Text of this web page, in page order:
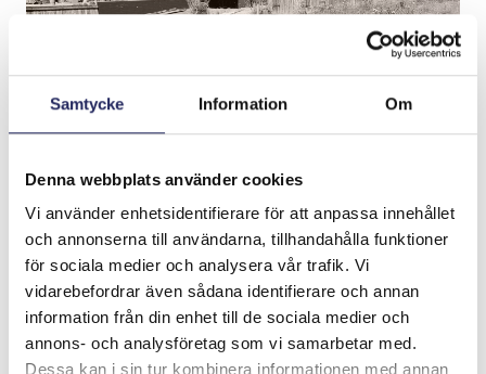
Samtycke Information Om
Denna webbplats använder cookies
Vi använder enhetsidentifierare för att anpassa innehållet
och annonserna till användarna, tillhandahålla funktioner
för sociala medier och analysera vår trafik. Vi
vidarebefordrar även sådana identifierare och annan
information från din enhet till de sociala medier och
annons- och analysföretag som vi samarbetar med.
Dessa kan i sin tur kombinera informationen med annan